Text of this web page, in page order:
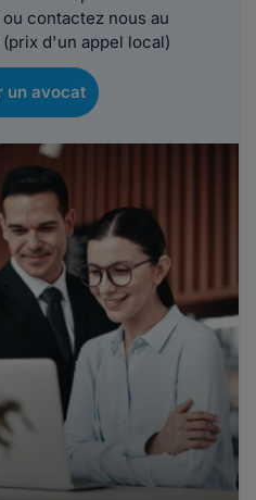
contactez nous au
d'un appel local)
un avocat